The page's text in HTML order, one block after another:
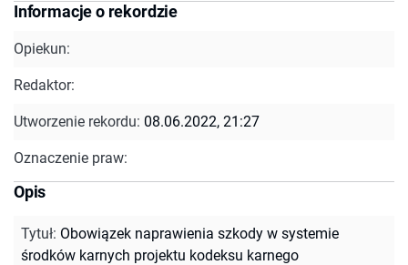
Informacje o rekordzie
Opiekun:
Redaktor:
Utworzenie rekordu: 08.06.2022, 21:27
Oznaczenie praw:
Opis
Tytuł: Obowiązek naprawienia szkody w systemie
środków karnych projektu kodeksu karnego